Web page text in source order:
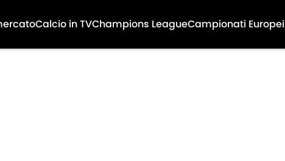
Calcio in TVChampions LeagueCampionati Europei